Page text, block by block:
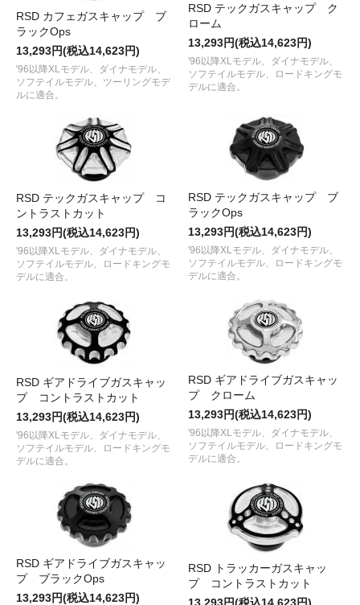
RSD カフェガスキャップ ブ
ラックOps
13,293円(税込14,623円)
'96以降XLモデル、ダイナモデル、
ソフテイルモデル、ツーリングモデ
ルに適合。
RSD テックガスキャップ ク
ローム
13,293円(税込14,623円)
'96以降XLモデル、ダイナモデル、
ソフテイルモデル、ロードキングモ
デルに適合。
RSD テックガスキャップ コ
ントラストカット
13,293円(税込14,623円)
'96以降XLモデル、ダイナモデル、
ソフテイルモデル、ロードキングモ
デルに適合。
RSD テックガスキャップ ブ
ラックOps
13,293円(税込14,623円)
'96以降XLモデル、ダイナモデル、
ソフテイルモデル、ロードキングモ
デルに適合。
RSD ギアドライブガスキャッ
プ コントラストカット
13,293円(税込14,623円)
'96以降XLモデル、ダイナモデル、
ソフテイルモデル、ロードキングモ
デルに適合。
RSD ギアドライブガスキャッ
プ クローム
13,293円(税込14,623円)
'96以降XLモデル、ダイナモデル、
ソフテイルモデル、ロードキングモ
デルに適合。
RSD ギアドライブガスキャッ
プ ブラックOps
13,293円(税込14,623円)
RSD トラッカーガスキャッ
プ コントラストカット
13,293円(税込14,623円)